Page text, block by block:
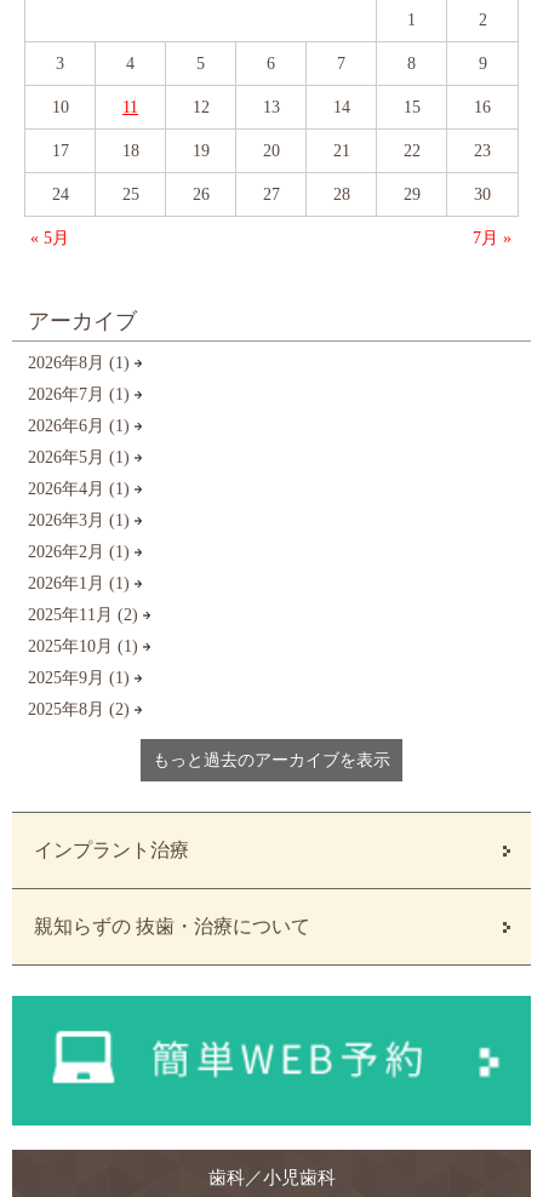
« 5月 7月 »
1 2
3 4 5 6 7 8 9
10 11 12 13 14 15 16
17 18 19 20 21 22 23
24 25 26 27 28 29 30
アーカイブ
2026年8月 (1)
2026年7月 (1)
2026年6月 (1)
2026年5月 (1)
2026年4月 (1)
2026年3月 (1)
2026年2月 (1)
2026年1月 (1)
2025年11月 (2)
2025年10月 (1)
2025年9月 (1)
2025年8月 (2)
2025年4月 (1)
2025年1月 (1)
2024年12月 (1)
2024年11月 (1)
2024年9月 (1)
2024年8月 (2)
2024年6月 (1)
もっと過去のアーカイブを表示
インプラント治療
親知らずの 抜歯・治療について
歯科／小児歯科